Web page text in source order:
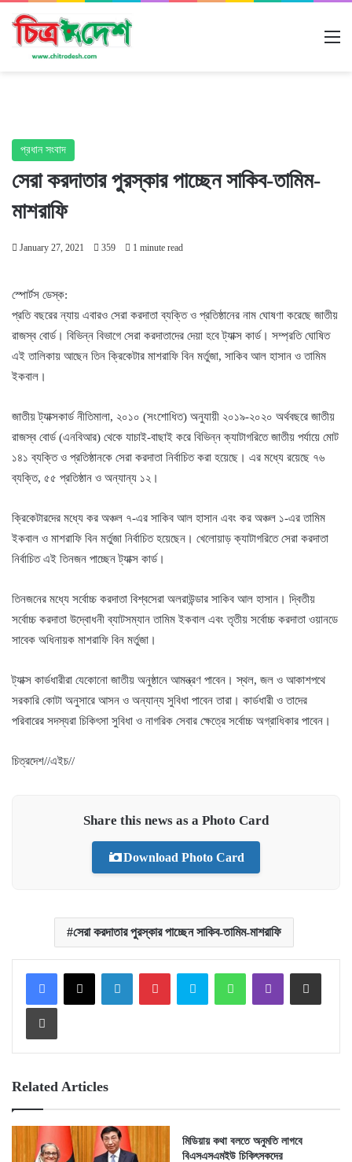
প্রধান সংবাদ
সেরা করদাতার পুরস্কার পাচ্ছেন সাকিব-তামিম-
মাশরাফি
January 27, 2021 359 1 minute read
স্পোর্টস ডেস্ক:
প্রতি বছরের ন্যায় এবারও সেরা করদাতা ব্যক্তি ও প্রতিষ্ঠানের নাম ঘোষণা করেছে জাতীয়
রাজস্ব বোর্ড। বিভিন্ন বিভাগে সেরা করদাতাদের দেয়া হবে ট্যাক্স কার্ড। সম্প্রতি ঘোষিত
এই তালিকায় আছেন তিন ক্রিকেটার মাশরাফি বিন মর্তুজা, সাকিব আল হাসান ও তামিম
ইকবাল।
জাতীয় ট্যাক্সকার্ড নীতিমালা, ২০১০ (সংশোধিত) অনুযায়ী ২০১৯-২০২০ অর্থবছরে জাতীয়
রাজস্ব বোর্ড (এনবিআর) থেকে যাচাই-বাছাই করে বিভিন্ন ক্যাটাগরিতে জাতীয় পর্যায়ে মোট
১৪১ ব্যক্তি ও প্রতিষ্ঠানকে সেরা করদাতা নির্বাচিত করা হয়েছে। এর মধ্যে রয়েছে ৭৬
ব্যক্তি, ৫৫ প্রতিষ্ঠান ও অন্যান্য ১২।
ক্রিকেটারদের মধ্যে কর অঞ্চল ৭-এর সাকিব আল হাসান এবং কর অঞ্চল ১-এর তামিম
ইকবাল ও মাশরাফি বিন মর্তুজা নির্বাচিত হয়েছেন। খেলোয়াড় ক্যাটাগরিতে সেরা করদাতা
নির্বাচিত এই তিনজন পাচ্ছেন ট্যাক্স কার্ড।
তিনজনের মধ্যে সর্বোচ্চ করদাতা বিশ্বসেরা অলরাউন্ডার সাকিব আল হাসান। দ্বিতীয়
সর্বোচ্চ করদাতা উদ্বোধনী ব্যাটসম্যান তামিম ইকবাল এবং তৃতীয় সর্বোচ্চ করদাতা ওয়ানডে
সাবেক অধিনায়ক মাশরাফি বিন মর্তুজা।
ট্যাক্স কার্ডধারীরা যেকোনো জাতীয় অনুষ্ঠানে আমন্ত্রণ পাবেন। স্থল, জল ও আকাশপথে
সরকারি কোটা অনুসারে আসন ও অন্যান্য সুবিধা পাবেন তারা। কার্ডধারী ও তাদের
পরিবারের সদস্যরা চিকিৎসা সুবিধা ও নাগরিক সেবার ক্ষেত্রে সর্বোচ্চ অগ্রাধিকার পাবেন।
চিত্রদেশ//এইচ//
Share this news as a Photo Card
Download Photo Card
সেরা করদাতার পুরস্কার পাচ্ছেন সাকিব-তামিম-মাশরাফি
X
Related Articles
মিডিয়ায় কথা বলতে অনুমতি লাগবে
বিএসএসএমইউ চিকিৎসকদের